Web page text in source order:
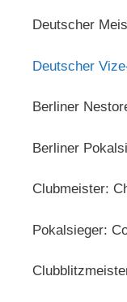
Deutscher
Deutscher
Berliner
Berliner
Clubmeister:
Pokalsieger: